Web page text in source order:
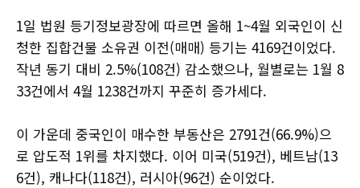
1일 법원 등기정보광장에 따르면 올해 1~4월 외국인이 신
청한 집합건물 소유권 이전(매매) 등기는 4169건이었다.
작년 동기 대비 2.5%(108건) 감소했으나, 월별로는 1월 8
33건에서 4월 1238건까지 꾸준히 증가세다.
이 가운데 중국인이 매수한 부동산은 2791건(66.9%)으
로 압도적 1위를 차지했다. 이어 미국(519건), 베트남(13
6건), 캐나다(118건), 러시아(96건) 순이었다.